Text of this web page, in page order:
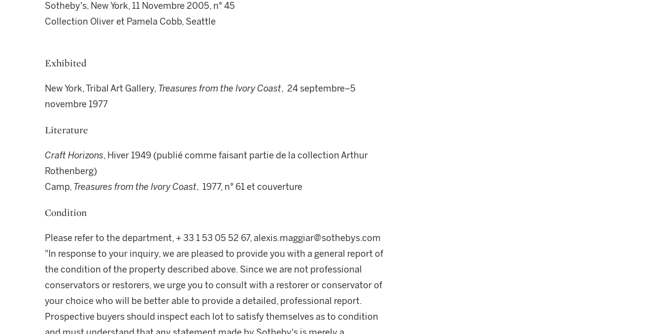
Sotheby's, New York, 11 Novembre 2005, n° 45
Collection Oliver et Pamela Cobb, Seattle
Exhibited
New York, Tribal Art Gallery, Treasures from the Ivory Coast, 24 septembre–5
novembre 1977
Literature
Craft Horizons, Hiver 1949 (publié comme faisant partie de la collection Arthur
Rothenberg)
Camp, Treasures from the Ivory Coast, 1977, n° 61 et couverture
Condition
Please refer to the department, + 33 1 53 05 52 67, alexis.maggiar@sothebys.com
"In response to your inquiry, we are pleased to provide you with a general report of
the condition of the property described above. Since we are not professional
conservators or restorers, we urge you to consult with a restorer or conservator of
your choice who will be better able to provide a detailed, professional report.
Prospective buyers should inspect each lot to satisfy themselves as to condition